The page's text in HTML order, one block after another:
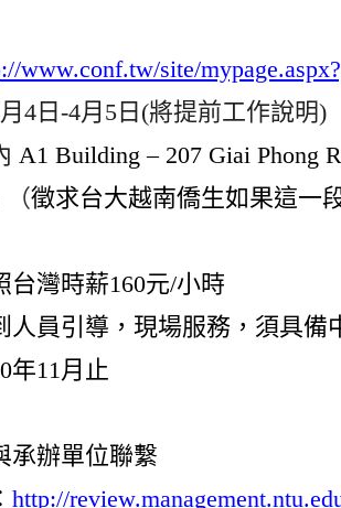
www.conf.tw/site/
4日-4月5日(將提前工作說明)
A1 Building– 207 Giai Phong
（徵求台大越南僑生如果這一
台灣時薪160元/小時
人員引導，現場服務，須具備
年11月止
承辦單位聯繫
http://